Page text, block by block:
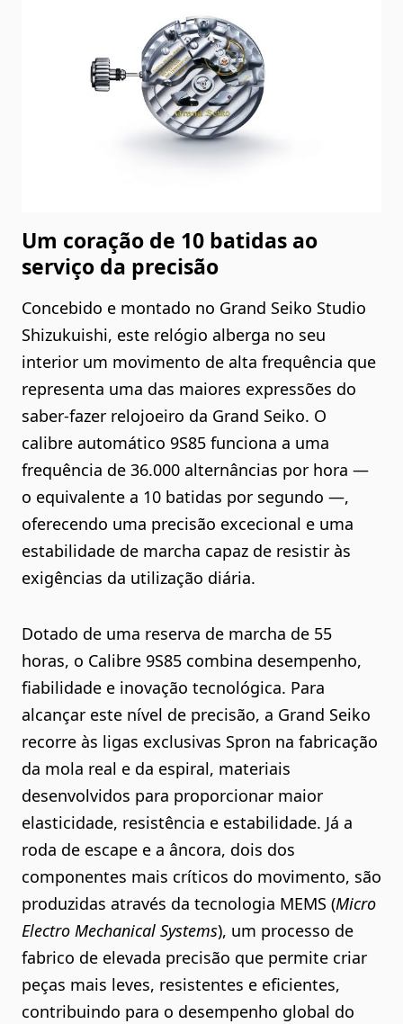
Um coração de 10 batidas ao
serviço da precisão
Concebido e montado no Grand Seiko Studio
Shizukuishi, este relógio alberga no seu
interior um movimento de alta frequência que
representa uma das maiores expressões do
saber-fazer relojoeiro da Grand Seiko. O
calibre automático 9S85 funciona a uma
frequência de 36.000 alternâncias por hora —
o equivalente a 10 batidas por segundo —,
oferecendo uma precisão excecional e uma
estabilidade de marcha capaz de resistir às
exigências da utilização diária.
Dotado de uma reserva de marcha de 55
horas, o Calibre 9S85 combina desempenho,
fiabilidade e inovação tecnológica. Para
alcançar este nível de precisão, a Grand Seiko
recorre às ligas exclusivas Spron na fabricação
da mola real e da espiral, materiais
desenvolvidos para proporcionar maior
elasticidade, resistência e estabilidade. Já a
roda de escape e a âncora, dois dos
componentes mais críticos do movimento, são
produzidas através da tecnologia MEMS (Micro
Electro Mechanical Systems), um processo de
fabrico de elevada precisão que permite criar
peças mais leves, resistentes e eficientes,
contribuindo para o desempenho global do